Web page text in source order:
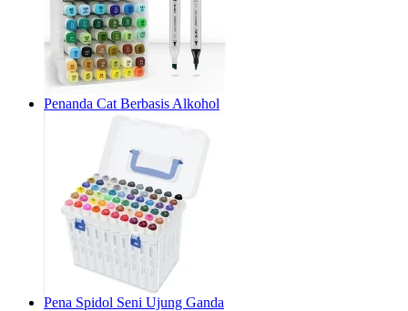
Penanda Cat Berbasis Alkohol
Pena Spidol Seni Ujung Ganda